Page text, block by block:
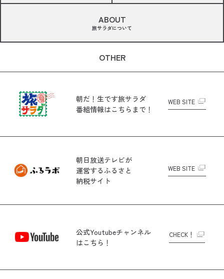
ABOUT
旅サラダについて
OTHER
朝だ！生です旅サラダ
番組情報はこちらまで！
WEB SITE
朝日放送テレビが
運営するふるさと
納税サイト
WEB SITE
公式Youtubeチャンネル
はこちら！
CHECK！